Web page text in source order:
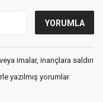
imalar, inançlara saldırı
yazılmış yorumlar